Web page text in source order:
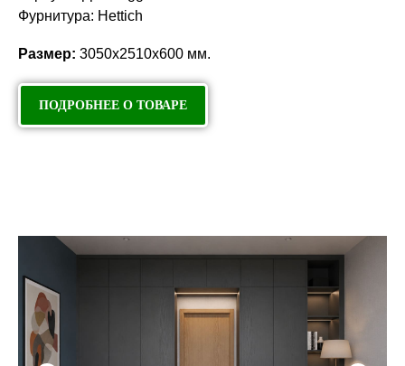
Фурнитура: Hettich
Размер: 3050х2510х600 мм.
ПОДРОБНЕЕ О ТОВАРЕ